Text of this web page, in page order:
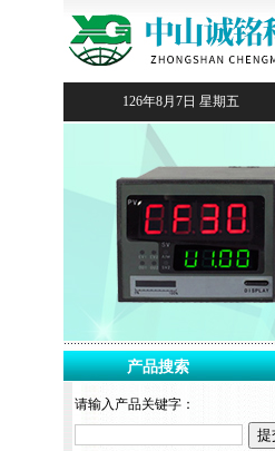
126年8月7日 星期五
产品搜索
请输入产品关键字：